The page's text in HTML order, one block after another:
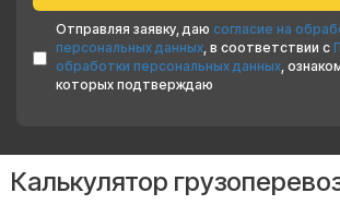
Отправляя заявку, даю согласие на
персональных данных, в соответствии с
обработки персональных данных,
которых подтверждаю
Калькулятор